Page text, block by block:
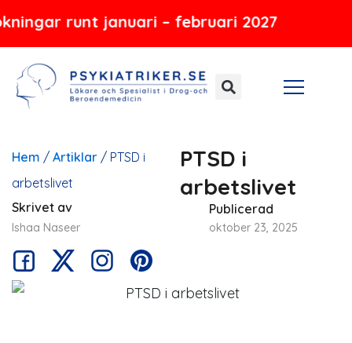
januari – februari 2027
Hoppa
innehåll
Hem / Artiklar / PTSD i
arbetslivet
PTSD i
arbetslivet
Skrivet av
Ishaa Naseer
Publicerad
oktober 23, 2025